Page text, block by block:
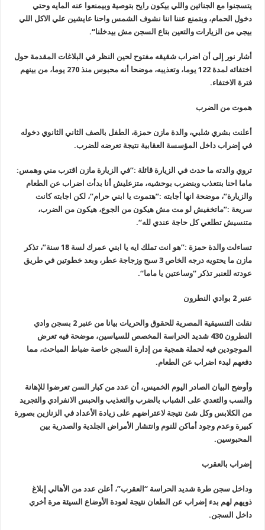
يتسجنوا مع الجنائين واللي بيكون رايح بتوصية وبيمنعوا عنه المايه وحتي
دخول الحمام، وبتمنع عننا اننا نشوف الشمس واحنا عايشين علي الاكل اللي
بيجي من الزيارات والتعين بتاع السجن مش بيدخلنا“.
أشار نور إلى أن اضراب شقيقه مفتوح لحين النظر في البلاغات المقدمة حول
اختفائه لمدة 122 يوما، وتعذيبه، موضحا أنه محبوس منذ 270 يوما، من بينهم
فترة الاختفاء.
هموت من الضرب
أعلنت بشري شلبي، والدة مازن حمزة، الطفل بالصف الثاني الثانوي دخوله
في إضراب داخل المؤسسة العقابية نتيجة تعرضه للضرب.
تروي والدته ما حدث في الزيارة قائلة :”في الزيارة مازن اقترب مني وهمس:
ماما احنا بنتعذب وبنضرب بوحشيه، متزعليش أنا بدأت اضراب عن الطعام
والزيارة”، موضحة انها أجابته :”هتموت يا ابني حرام”، لكن اجابته كانت
سريعة :”ماتخفيش لو مت مش هيكون من الجوع، هيكون من الضرب،
متنسيش تطلعي كل حاجة عندي لله“.
تساءلت والدة حمزة :”هو انت تملك ايه يا ابني عمرك لسة 18 سنة”، تذكر
مازن ما يحتويه درجه الخاص 3 سبح وزجاجة عطر، وبعد خطوتين في طريق
عودته للعنبر تذكر “وساعتين يا ماما“.
عنبر 2 بوادي النطرون
نقلت التنسيقية المصرية للحقوق والحريات بيانا من عنبر 2 بسجن وادي
النطرون 430 شديد الحراسة المخصص للسياسين، موضحة فيه تعرض
الموجودين فيه لحملة همجية من إدارة السجن خاصة ضباط المباحث، مما
دفعهم لبدء اضراب عن الطعام.
وأوضح البيان الصادر اليوم الخميس، أن عدد من كبار السن تعرضوا للإهانة
والسب والتعدي على الشباب بالضرب والتعذيب والحبس الانفرادي والتجريد
من الكلابس وكل شئ نتيجة لاعتراضهم على زيادة الأعداد في الزنازين بصورة
كبيرة وعدم وجود أماكن للنوم وانتشار الأمراض الجلدية والصدرية بين
المحبوسين.
إضراب بالعقرب
وداخل سجن طرة شديد الحراسة “العقرب”، أعلن عدد من الأهالي إبلاغ
ذويهم لهم بدء إضراب عن الطعان نتيجة لعودة الأوضاع السيئة مرة أخري
داخل السجن.